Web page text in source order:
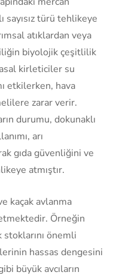
türü tehlikeye
atıklardan veya
biyolojik çeşitlilik
kirleticiler su
etkilerken, hava
zarar verir.
durumu, dokunaklı
arı
gıda güvenliğini ve
atmıştır.
kaçak avlanma
Örneğin
stoklarını önemli
hassas dengesini
büyük avcıların